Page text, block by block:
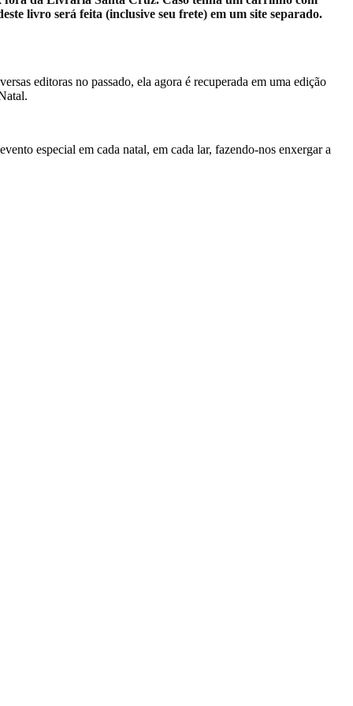
livro será feita (inclusive seu frete) em um site separado.
editoras no passado, ela agora é recuperada em uma edição
especial em cada natal, em cada lar, fazendo-nos enxergar a